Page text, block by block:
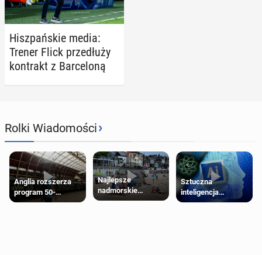
Hisz­pań­skie media:
Trener Flick prze­dłu­ży
kon­trakt z Bar­ce­lo­ną
Rolki Wiadomości›
Anglia rozszerza
program 50-
procentowych
Najlepsze
nadmorskie
miasteczko blisko
Sztuczna
inteligencja
próbowała oszukać